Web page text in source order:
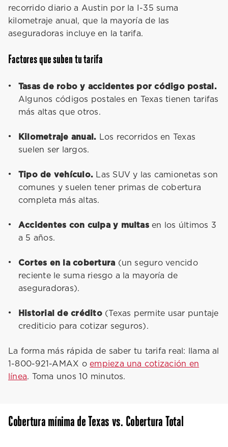
recorrido diario a Austin por la I-35 suma
kilometraje anual, que la mayoría de las
aseguradoras incluye en la tarifa.
Factores que suben tu tarifa
Tasas de robo y accidentes por código postal.
Algunos códigos postales en Texas tienen tarifas
más altas que otros.
Kilometraje anual. Los recorridos en Texas
suelen ser largos.
Tipo de vehículo. Las SUV y las camionetas son
comunes y suelen tener primas de cobertura
completa más altas.
Accidentes con culpa y multasen los últimos 3
a 5 años.
Cortes en la cobertura (un seguro vencido
reciente le suma riesgo a la mayoría de
aseguradoras).
Historial de crédito(Texas permite usar puntaje
crediticio para cotizar seguros).
La forma más rápida de saber tu tarifa real: llama al
1-800-921-AMAX oempieza una cotización en
línea. Toma unos 10 minutos.
Cobertura mínima de Texas vs. Cobertura Total